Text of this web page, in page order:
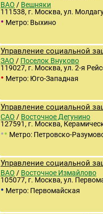
ВАО / Вешняки
111538, г. Москва, ул.
• Метро: Выхино
Управление социальной
ЗАО / Поселок Внуково
119027, г. Москва, ул. 2-я
• Метро: Юго-Западная
Управление социальной
САО / Восточное Дегунино
127591, г. Москва,
•• Метро: Петровско-
Управление социальной
ВАО / Восточное Измайлово
105077, г. Москва, ул.
• Метро: Первомайская